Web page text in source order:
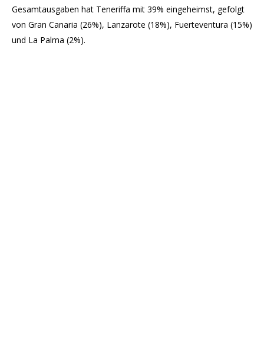
Gesamtausgaben hat Teneriffa mit 39% eingeheimst, gefolgt
von Gran Canaria (26%), Lanzarote (18%), Fuerteventura (15%)
und La Palma (2%).